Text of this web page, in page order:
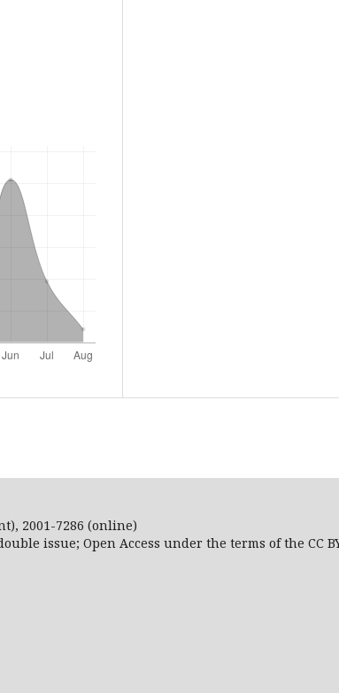
2001-7286 (online)
issue; Open Access under the terms of the CC